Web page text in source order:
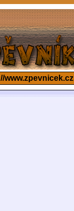
www.zpevnicek.cz